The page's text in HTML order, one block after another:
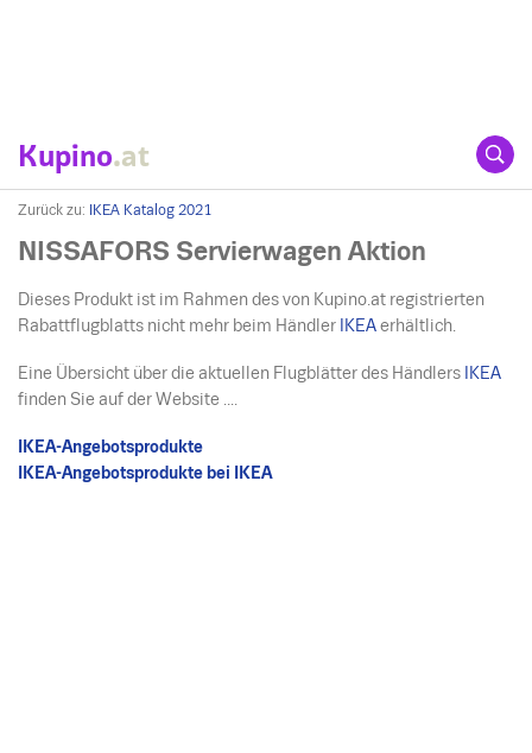
Kupino.at
Zurück zu: IKEA Katalog 2021
NISSAFORS Servierwagen Aktion
Dieses Produkt ist im Rahmen des von Kupino.at registrierten
Rabattflugblatts nicht mehr beim Händler IKEAerhältlich.
Eine Übersicht über die aktuellen Flugblätter des Händlers IKEA
finden Sie auf der Website ....
IKEA-Angebotsprodukte
IKEA-Angebotsprodukte bei IKEA